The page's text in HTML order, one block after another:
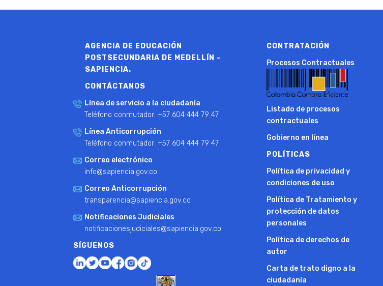
AGENCIA DE EDUCACIÓN
POSTSECUNDARIA DE MEDELLÍN -
SAPIENCIA.
CONTÁCTANOS
Línea de servicio a la ciudadanía
Teléfono conmutador: +57 604 444 79 47
Línea Anticorrupción
Teléfono conmutador: +57 604 444 79 47
Correo electrónico
info@sapiencia.gov.co
Correo Anticorrupción
transparencia@sapiencia.gov.co
Notificaciones Judiciales
notificacionesjudiciales@sapiencia.gov.co
SÍGUENOS
CONTRATACIÓN
Procesos Contractuales
Listado de procesos
contractuales
Gobierno en línea
POLÍTICAS
Política de privacidad y
condiciones de uso
Política de Tratamiento y
protección de datos
personales
Política de derechos de
autor
Carta de trato digno a la
ciudadanía